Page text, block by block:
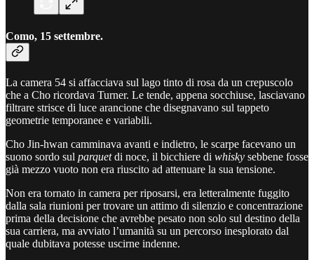
Como, 15 settembre.
La camera 54 si affacciava sul lago tinto di rosa da un crepuscolo
che a Cho ricordava Turner. Le tende, appena socchiuse, lasciavano
filtrare strisce di luce arancione che disegnavano sul tappeto
geometrie temporanee e variabili.
Cho Jin-hwan camminava avanti e indietro, le scarpe facevano un
suono sordo sul parquetdi noce, il bicchiere di whisky sebbene fosse
già mezzo vuoto non era riuscito ad attenuare la sua tensione.
Non era tornato in camera per riposarsi, era letteralmente fuggito
dalla sala riunioni per trovare un attimo di silenzio e concentrazione
prima della decisione che avrebbe pesato non solo sul destino della
sua carriera, ma avviato l’umanità su un percorso inesplorato dal
quale dubitava potesse uscirne indenne.